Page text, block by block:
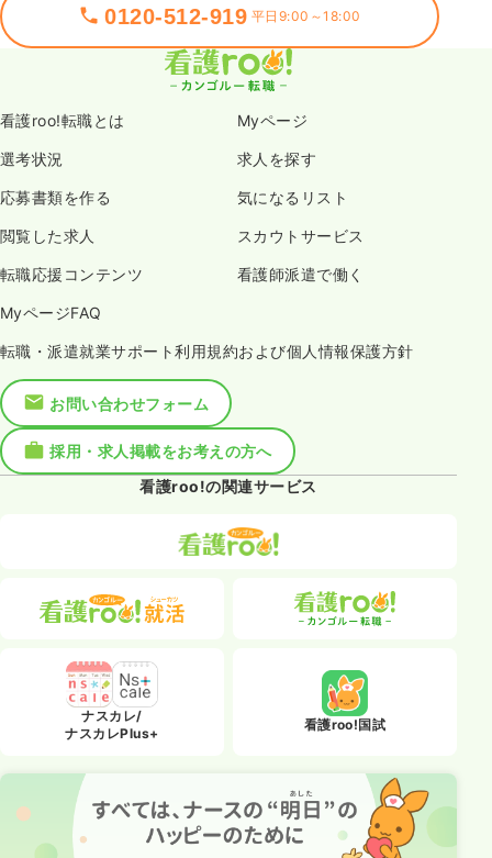
0120-512-919 平日9:00～18:00
看護roo!転職とは Myページ
選考状況 求人を探す
応募書類を作る 気になるリスト
閲覧した求人 スカウトサービス
転職応援コンテンツ 看護師派遣で働く
MyページFAQ
転職・派遣就業サポート利用規約および個人情報保護方針
お問い合わせフォーム
採用・求人掲載をお考えの方へ
看護roo!の関連サービス
ナスカレ/
ナスカレPlus+
看護roo!国試